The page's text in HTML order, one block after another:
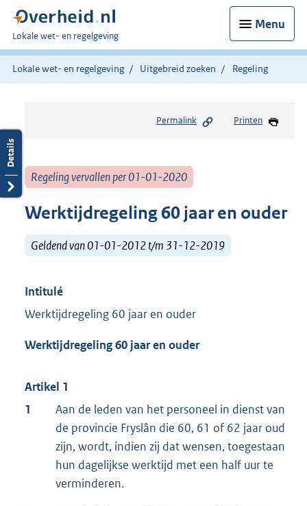
Menu
U
bent
hier:
Lokale wet- en regelgeving
Lokale wet- en regelgeving Uitgebreid zoeken Regeling
Permalink Printen
Regeling vervallen per 01-01-2020
Werktijdregeling 60 jaar en ouder
Geldend van 01-01-2012 t/m 31-12-2019
Intitulé
Werktijdregeling 60 jaar en ouder
Werktijdregeling 60 jaar en ouder
Artikel 1
1
Aan de leden van het personeel in dienst van
de provincie Fryslân die 60, 61 of 62 jaar oud
zijn, wordt, indien zij dat wensen, toegestaan
hun dagelijkse werktijd met een half uur te
verminderen.